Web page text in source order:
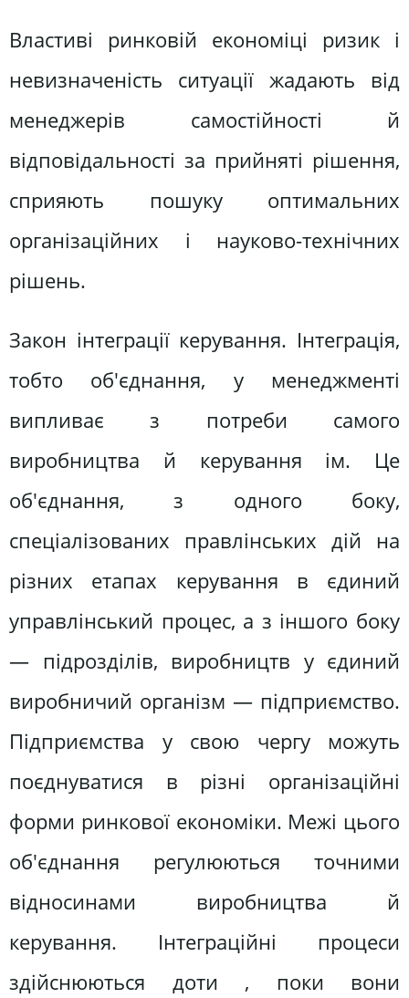
Властиві ринковій економіці ризик і
невизначеність ситуації жадають від
менеджерів самостійності й
відповідальності за прийняті рішення,
сприяють пошуку оптимальних
організаційних і науково-технічних
рішень.
Закон інтеграції керування. Інтеграція,
тобто об'єднання, у менеджменті
випливає з потреби самого
виробництва й керування ім. Це
об'єднання, з одного боку,
спеціалізованих правлінських дій на
різних етапах керування в єдиний
управлінський процес, а з іншого боку
— підрозділів, виробництв у єдиний
виробничий організм — підприємство.
Підприємства у свою чергу можуть
поєднуватися в різні організаційні
форми ринкової економіки. Межі цього
об'єднання регулюються точними
відносинами виробництва й
керування. Інтеграційні процеси
здійснюються доти , поки вони